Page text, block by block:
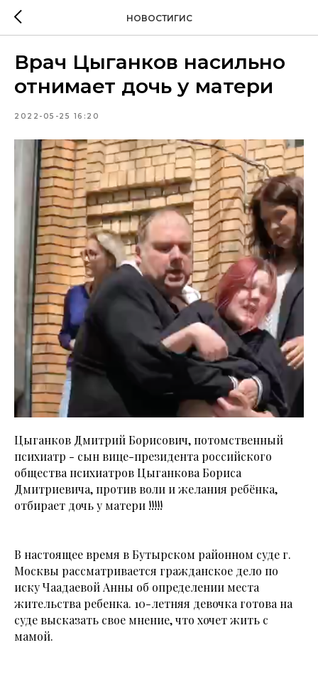
НОВОСТИГИС
Врач Цыганков насильно
отнимает дочь у матери
2022-05-25 16:20
Цыганков Дмитрий Борисович, потомственный
психиатр - сын вице-президента российского
общества психиатров Цыганкова Бориса
Дмитриевича, против воли и желания ребёнка,
отбирает дочь у матери !!!!!
В настоящее время в Бутырском районном суде г.
Москвы рассматривается гражданское дело по
иску Чаадаевой Анны об определении места
жительства ребенка. 10-летняя девочка готова на
суде высказать свое мнение, что хочет жить с
мамой.